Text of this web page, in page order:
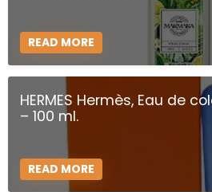
READ MORE
HERMES Hermès, Eau de
– 100 ml.
READ MORE